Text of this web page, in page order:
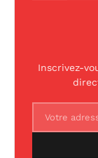
Inscrivez-